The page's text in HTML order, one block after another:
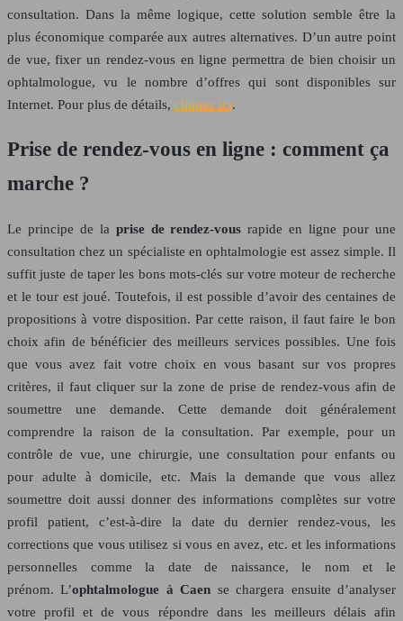
consultation. Dans la même logique, cette solution semble être la
plus économique comparée aux autres alternatives. D’un autre point
de vue, fixer un rendez-vous en ligne permettra de bien choisir un
ophtalmologue, vu le nombre d’offres qui sont disponibles sur
Internet. Pour plus de détails, cliquez ici.
Prise de rendez-vous en ligne : comment ça
marche ?
Le principe de la prise de rendez-vous rapide en ligne pour une
consultation chez un spécialiste en ophtalmologie est assez simple. Il
suffit juste de taper les bons mots-clés sur votre moteur de recherche
et le tour est joué. Toutefois, il est possible d’avoir des centaines de
propositions à votre disposition. Par cette raison, il faut faire le bon
choix afin de bénéficier des meilleurs services possibles. Une fois
que vous avez fait votre choix en vous basant sur vos propres
critères, il faut cliquer sur la zone de prise de rendez-vous afin de
soumettre une demande. Cette demande doit généralement
comprendre la raison de la consultation. Par exemple, pour un
contrôle de vue, une chirurgie, une consultation pour enfants ou
pour adulte à domicile, etc. Mais la demande que vous allez
soumettre doit aussi donner des informations complètes sur votre
profil patient, c’est-à-dire la date du dernier rendez-vous, les
corrections que vous utilisez si vous en avez, etc. et les informations
personnelles comme la date de naissance, le nom et le
prénom. L’ophtalmologue à Caen se chargera ensuite d’analyser
votre profil et de vous répondre dans les meilleurs délais afin